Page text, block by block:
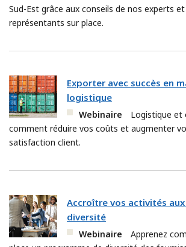
Sud-Est grâce aux conseils de nos experts
représentants sur place.
Exporter avec succès en
logistique
Webinaire
Logistique et
comment réduire vos coûts et augmenter
satisfaction client.
Accroître vos activités
diversité
Webinaire
Apprenez